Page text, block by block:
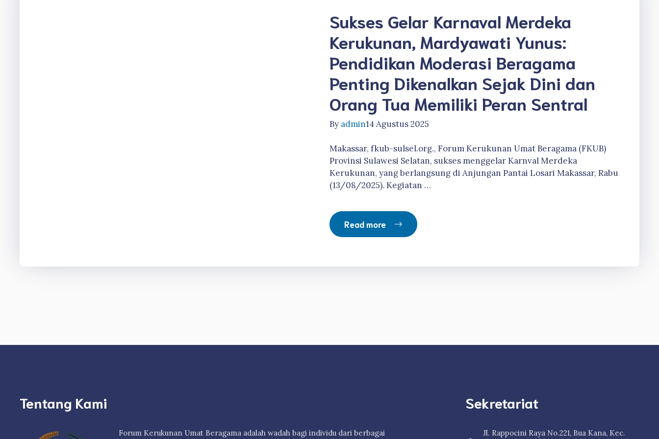
Sukses Gelar Karnaval Merdeka
Kerukunan, Mardyawati Yunus:
Pendidikan Moderasi Beragama
Penting Dikenalkan Sejak Dini dan
Orang Tua Memiliki Peran Sentral
By admin14 Agustus 2025
Makassar, fkub-sulsel.org., Forum Kerukunan Umat Beragama (FKUB)
Provinsi Sulawesi Selatan, sukses menggelar Karnval Merdeka
Kerukunan, yang berlangsung di Anjungan Pantai Losari Makassar, Rabu
(13/08/2025). Kegiatan …
Read more
Tentang Kami
Forum Kerukunan Umat Beragama adalah wadah bagi individu dari berbagai
Sekretariat
Jl. Rappocini Raya No.221, Bua Kana, Kec.